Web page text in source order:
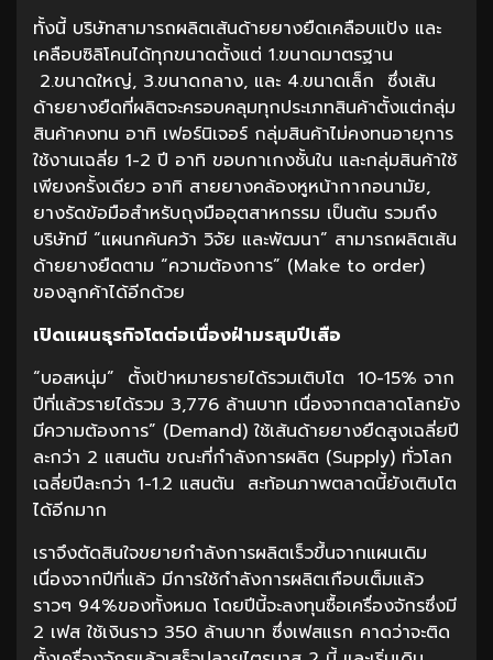
ทั้งนี้ บริษัทสามารถผลิตเส้นด้ายยางยืดเคลือบแป้ง และ
เคลือบซิลิโคนได้ทุกขนาดตั้งแต่ 1.ขนาดมาตรฐาน
2.ขนาดใหญ่, 3.ขนาดกลาง, และ 4.ขนาดเล็ก ซึ่งเส้น
ด้ายยางยืดที่ผลิตจะครอบคลุมทุกประเภทสินค้าตั้งแต่กลุ่ม
สินค้าคงทน อาทิ เฟอร์นิเจอร์ กลุ่มสินค้าไม่คงทนอายุการ
ใช้งานเฉลี่ย 1-2 ปี อาทิ ขอบกาเกงชั้นใน และกลุ่มสินค้าใช้
เพียงครั้งเดียว อาทิ สายยางคล้องหูหน้ากากอนามัย,
ยางรัดข้อมือสำหรับถุงมืออุตสาหกรรม เป็นต้น รวมถึง
บริษัทมี “แผนกค้นคว้า วิจัย และพัฒนา” สามารถผลิตเส้น
ด้ายยางยืดตาม “ความต้องการ” (Make to order)
ของลูกค้าได้อีกด้วย
เปิดแผนธุรกิจโตต่อเนื่องฝ่ามรสุมปีเสือ
“บอสหนุ่ม” ตั้งเป้าหมายรายได้รวมเติบโต 10-15% จาก
ปีที่แล้วรายได้รวม 3,776 ล้านบาท เนื่องจากตลาดโลกยัง
มีความต้องการ” (Demand) ใช้เส้นด้ายยางยืดสูงเฉลี่ยปี
ละกว่า 2 แสนตัน ขณะที่กำลังการผลิต (Supply) ทั่วโลก
เฉลี่ยปีละกว่า 1-1.2 แสนตัน สะท้อนภาพตลาดนี้ยังเติบโต
ได้อีกมาก
เราจึงตัดสินใจขยายกำลังการผลิตเร็วขึ้นจากแผนเดิม
เนื่องจากปีที่แล้ว มีการใช้กำลังการผลิตเกือบเต็มแล้ว
ราวๆ 94%ของทั้งหมด โดยปีนี้จะลงทุนซื้อเครื่องจักรซึ่งมี
2 เฟส ใช้เงินราว 350 ล้านบาท ซึ่งเฟสแรก คาดว่าจะติด